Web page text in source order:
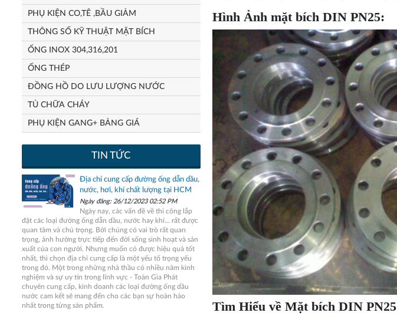
Hình Ảnh mặt bích DIN PN25:
Tìm Hiểu về Mặt bích DIN PN25
PHỤ KIỆN CO,TÊ ,BẦU GIẢM
THÔNG SỐ KỸ THUẬT MẶT BÍCH
ỐNG INOX 304,316,201
ỐNG THÉP
ĐỒNG HỒ DO LƯU LƯỢNG NƯỚC
TỦ CHỮA CHÁY
PHỤ KIỆN GANG+ BẢNG GIÁ
TIN TỨC
Địa chỉ cung cấp đường ống dẫn dầu,
nước, hơi, khí chất lượng tại HCM
Ngày đăng: 26/12/2023 02:52 PM
Ngày nay, các vấn đề về thi công lắp
đặt các loại đường ống dẫn dầu, nước hay khí... rất được
quan tâm và chú trọng. Bởi chúng có vai trò rất quan
trọng, ảnh hưởng trực tiếp đến đời sống sinh hoạt và sản
xuất của con người. Nhưng muốn có được hiệu quả tốt
nhất, thì chọn địa chỉ cung cấp là một yếu tố trọng yếu
trong đó. Một trong những nhà thầu có nhiều năm kinh
nghiệm và sự uy tín trong lĩnh vực - Toàn Gia Phát
chuyên cung cấp, kinh doanh các loại đường ống dầu
nước cam kết sẽ mang đến cho các bạn sự hoàn hảo
nhất trong từng sản phẩm.